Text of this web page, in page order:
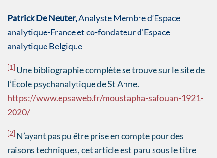
Patrick De Neuter,Analyste Membre d‘Espace
analytique-France et co-fondateur d’Espace
analytique Belgique
[1] Une bibliographie complète se trouve sur le site de
l’École psychanalytique de St Anne.
https://www.epsaweb.fr/moustapha-safouan-1921-
2020/
[2] N’ayant pas pu être prise en compte pour des
raisons techniques, cet article est paru sous le titre